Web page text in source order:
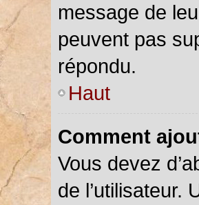
message de
peuvent pas
répondu.
Haut
Comment
Vous devez
de l’utilisateur.